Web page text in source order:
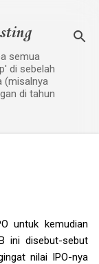
semua
di sebelah
(misalnya
di tahun
untuk kemudian
ini disebut-sebut
nilai IPO-nya